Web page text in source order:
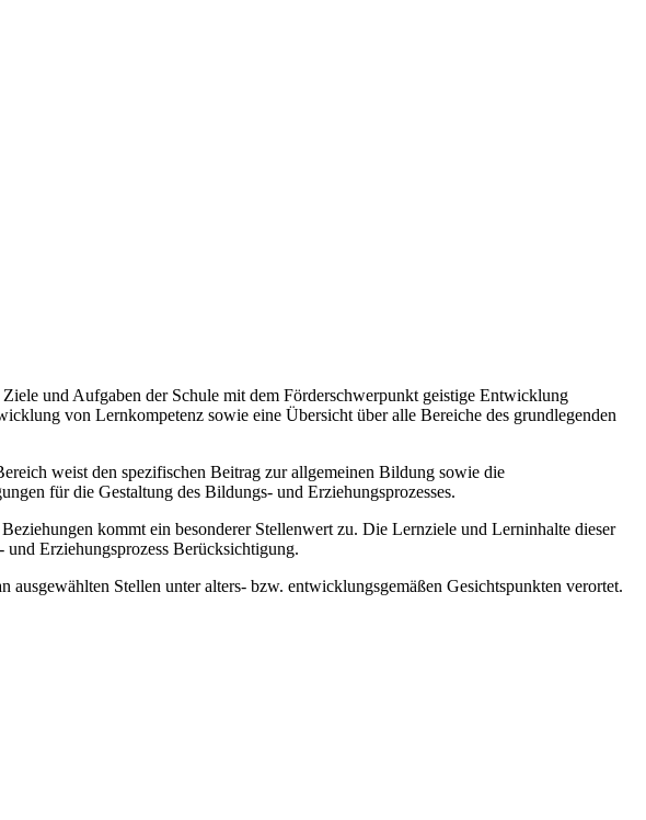
und Aufgaben der Schule mit dem Förderschwerpunkt geistige Entwicklung
von Lernkompetenz sowie eine Übersicht über alle Bereiche des grundlegenden
weist den spezifischen Beitrag zur allgemeinen Bildung sowie die
für die Gestaltung des Bildungs- und Erziehungsprozesses.
kommt ein besonderer Stellenwert zu. Die Lernziele und Lerninhalte dieser
Erziehungsprozess Berücksichtigung.
Stellen unter alters- bzw. entwicklungsgemäßen Gesichtspunkten verortet.